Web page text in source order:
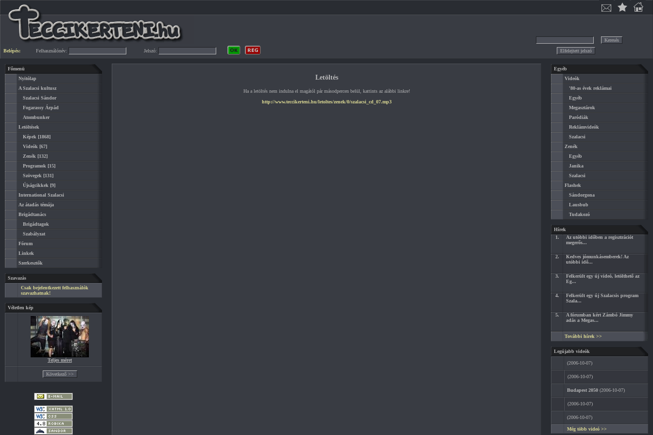
Belépés: Felhasználónév: Jelszó:
Főmenü
Nyitólap
A Szalacsi kultusz
Szalacsi Sándor
Fogarassy Árpád
Atombunker
Letöltések
Képek [1868]
Videók [67]
Zenék [132]
Programok [15]
Szövegek [131]
Újságcikkek [9]
International Szalacsi
Az átadás témája
Brigádtanács
Brigádtagok
Szabályzat
Fórum
Linkek
Szerkesztők
Szavazás
Csak bejelentkezett felhasználók
szavazhatnak!
Véletlen kép
Teljes méret
Letöltés
Ha a letöltés nem indulna el magától pár másodpercen belül, kattints az alábbi linkre!
http://www.teccikerteni.hu/letoltes/zenek/0/szalacsi_cd_07.mp3
Egyéb
Videók
'80-as évek reklámai
Egyéb
Megasztárok
Paródiák
Reklámvideók
Szalacsi
Zenék
Egyéb
Janika
Szalacsi
Flashek
Sándorgona
Lausbub
Tudakozó
Hírek
1.
Az utóbbi időben a regisztrációt
megerős...
2.
Kedves jómunkásemberek! Az
utóbbi idő...
3.
Felkerült egy új videó, letölthető az
Eg...
4.
Felkerült egy új Szalacsis program
Szala...
5.
A fórumban kért Zámbó Jimmy
adás a Megas...
További hírek >>
Legújabb videók
(2006-10-07)
(2006-10-07)
Budapest 2050 (2006-10-07)
(2006-10-07)
(2006-10-07)
Még több videó >>